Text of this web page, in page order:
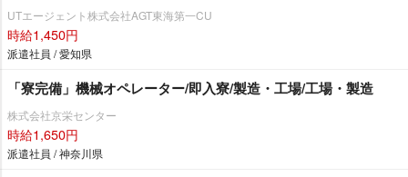
UTエージェント株式会社AGT東海第一CU
時給1,450円
派遣社員 / 愛知県
「寮完備」機械オペレーター/即入寮/製造・工場/工場・製造
株式会社京栄センター
時給1,650円
派遣社員 / 神奈川県